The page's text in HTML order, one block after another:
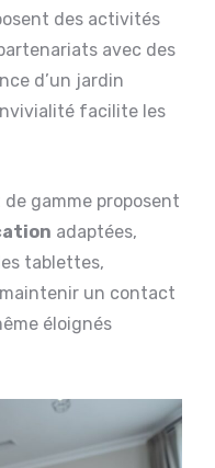
des activités
avec des
d’un jardin
facilite les
gamme proposent
adaptées,
tablettes,
un contact
éloignés